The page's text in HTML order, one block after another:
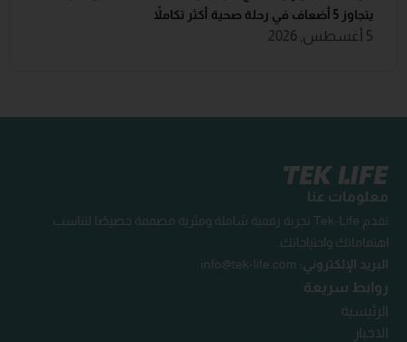
يتجاوز 5 أضعاف في رحلة صحية أكثر تكاملاً
5 أغسطس, 2026
معلومات عنا
تقدم Tek-Life تجربة رقمية شاملة ومثرية مصممة خصيصًا لتناسب
اهتماماتك واحتياجاتك.
البريد الإلكتروني: info@tek-life.com
روابط سريعة
الرئيسية
الاخبار